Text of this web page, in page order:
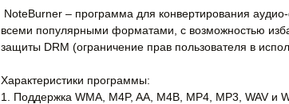
NoteBurner – программа для конвертирования
всеми популярными форматами, с возможностью
защиты DRM (ограничение прав пользователя в
Характеристики программы:
1. Поддержка WMA, M4P, AA, M4B, MP4, MP3, WAV и